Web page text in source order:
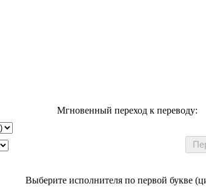
Мгновенный переход к переводу:
Выберите исполнителя по первой букве